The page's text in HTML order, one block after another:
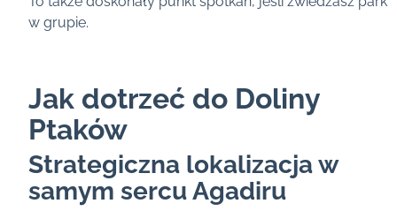
w grupie.
Jak dotrzeć do Doliny
Ptaków
Strategiczna lokalizacja w
samym sercu Agadiru